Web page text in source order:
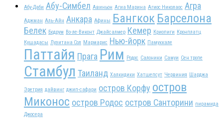
Абу-Даби Абу-Симбел Авиньон Агиа Марина Агиос Николаос Агра
Аджман Аль-Айн Анкара Афины Бангкок Барселона
Белек Бодрум Во-ле-Виконт Джайсалмер Кемер Криопиги Кронплатц
Кушадасы Лузитана Сол Мармарис Нью-йорк Памуккале
Паттайя Прага Рим Родос Салоники Самуи Сен тропе
Стамбул Таиланд Халкидики Хатшепсут Червиния Шарджа
Эретрия дайвинг джип-сафари остров Корфу остров
Миконос остров Родос остров Санторини пирамида
Джосера